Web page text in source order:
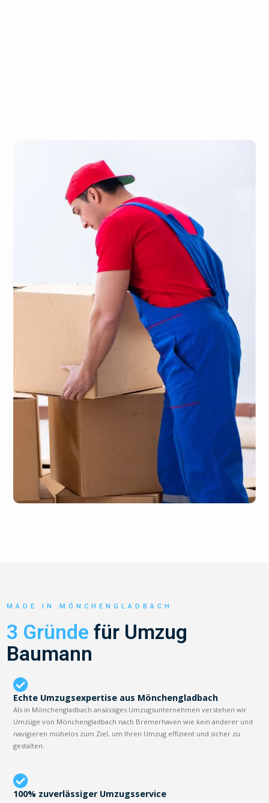
MADE IN MÖNCHENGLADBACH
3 Gründe für Umzug
Baumann
Echte Umzugsexpertise aus Mönchengladbach
Als in Mönchengladbach ansässiges Umzugsunternehmen verstehen wir
Umzüge von Mönchengladbach nach Bremerhaven wie kein anderer und
navigieren mühelos zum Ziel, um Ihren Umzug effizient und sicher zu
gestalten.
100% zuverlässiger Umzugsservice